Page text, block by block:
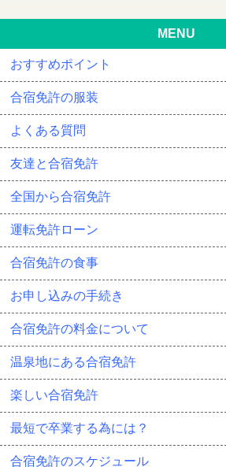
MENU
おすすめポイント
合宿免許の服装
よくある質問
友達と合宿免許
全国から合宿免許
運転免許ローン
合宿免許の食事
お申し込みの手続き
合宿免許の料金について
温泉地にある合宿免許
楽しい合宿免許
最短で卒業する為には？
合宿免許のスケジュール